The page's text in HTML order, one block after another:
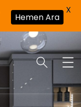
Hemen Ara
X